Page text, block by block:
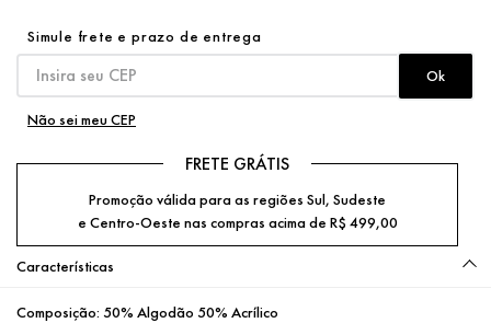
Não sei meu CEP
FRETE GRÁTIS
Promoção válida para as regiões Sul, Sudeste
e Centro-Oeste nas compras acima de R$ 499,00
Características
Composição: 50% Algodão 50% Acrílico